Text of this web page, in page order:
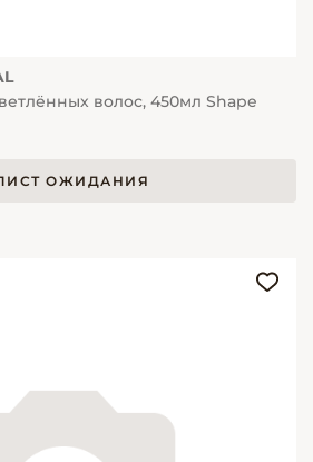
волос, 450мл Shape
ОЖИДАНИЯ